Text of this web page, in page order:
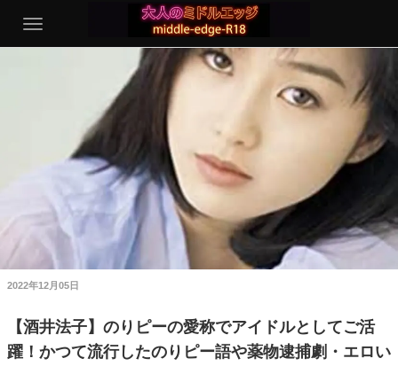
2022年12月05日
【酒井法子】のりピーの愛称でアイドルとしてご活
躍！かつて流行したのりピー語や薬物逮捕劇・エロい